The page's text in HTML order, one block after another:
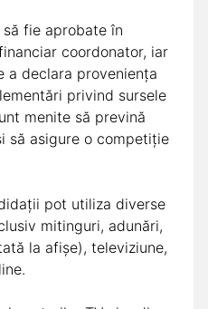
fie aprobate în
coordonator, iar
a declara proveniența
privind sursele
menite să prevină
să asigure o competiție
pot utiliza diverse
mitinguri, adunări,
la afișe), televiziune,